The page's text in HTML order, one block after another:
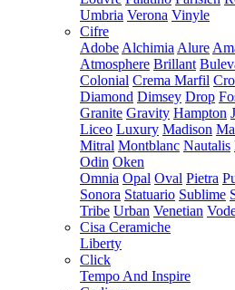
Umbria Verona Vinyle
Cifre
Adobe Alchimia Alure
Atmosphere Brillant
Colonial Crema Marfil
Diamond Dimsey Drop
Granite Gravity Hampton
Liceo Luxury Madison
Mitral Montblanc Nautalis
Odin Oken
Omnia Opal Oval Pietra
Sonora Statuario Sublime
Tribe Urban Venetian
Cisa Ceramiche
Liberty
Click
Tempo And Inspire